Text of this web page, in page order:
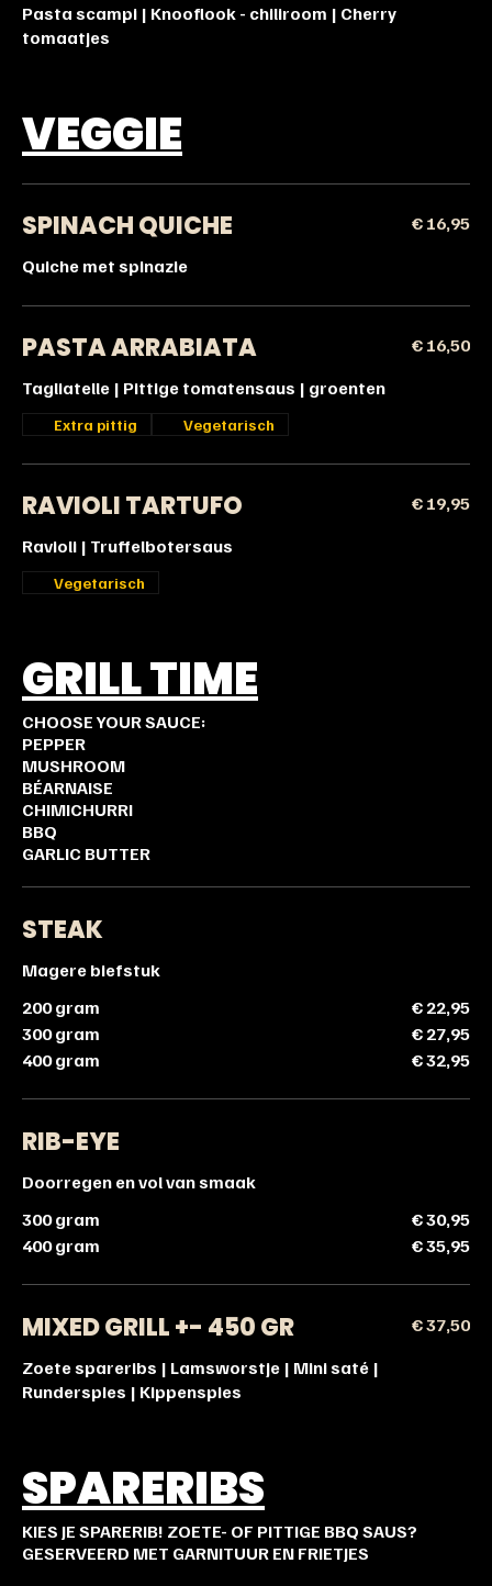
Pasta scampi | Knooflook - chiliroom | Cherry
tomaatjes
VEGGIE
SPINACH QUICHE
Quiche met spinazie
€ 16,95
PASTA ARRABIATA
Tagliatelle | Pittige tomatensaus | groenten
€ 16,50
Extra pittig Vegetarisch
RAVIOLI TARTUFO
Ravioli | Truffelbotersaus
€ 19,95
Vegetarisch
GRILL TIME
CHOOSE YOUR SAUCE:
PEPPER
MUSHROOM
BÉARNAISE
CHIMICHURRI
BBQ
GARLIC BUTTER
STEAK
Magere biefstuk
200 gram
€ 22,95
300 gram
€ 27,95
400 gram
€ 32,95
RIB-EYE
Doorregen en vol van smaak
300 gram
€ 30,95
400 gram
€ 35,95
MIXED GRILL +- 450 GR
Zoete spareribs | Lamsworstje | Mini saté |
Runderspies | Kippenspies
€ 37,50
SPARERIBS
KIES JE SPARERIB! ZOETE- OF PITTIGE BBQ SAUS?
GESERVEERD MET GARNITUUR EN FRIETJES